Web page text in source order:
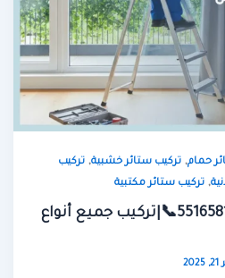
,تركيب ستائر خشبية,تركيب
تركيب ستائر مكتبية
تركيب ستائر حطين 55165818📞|تركيب جميع أنواع